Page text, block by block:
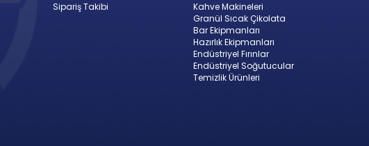
Sipariş Takibi
Kahve Makineleri
Granül Sıcak Çikolata
Bar Ekipmanları
Hazırlık Ekipmanları
Endüstriyel Fırınlar
Endüstriyel Soğutucular
Temizlik Ürünleri